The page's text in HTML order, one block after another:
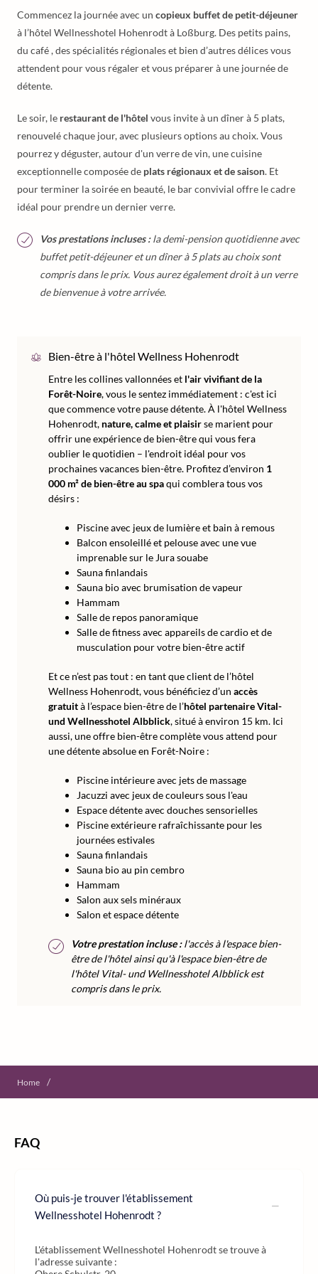
Commencez la journée avec un copieux buffet de petit-déjeuner
à l’hôtel Wellnesshotel Hohenrodt à Loßburg. Des petits pains,
du café , des spécialités régionales et bien d’autres délices vous
attendent pour vous régaler et vous préparer à une journée de
détente.
Le soir, le restaurant de l'hôtel vous invite à un dîner à 5 plats,
renouvelé chaque jour, avec plusieurs options au choix. Vous
pourrez y déguster, autour d'un verre de vin, une cuisine
exceptionnelle composée de plats régionaux et de saison. Et
pour terminer la soirée en beauté, le bar convivial offre le cadre
idéal pour prendre un dernier verre.
Vos prestations incluses :la demi-pension quotidienne avec
buffet petit-déjeuner et un dîner à 5 plats au choix sont
compris dans le prix. Vous aurez également droit à un verre
de bienvenue à votre arrivée.
Bien-être à l'hôtel Wellness Hohenrodt
Entre les collines vallonnées et l'air vivifiant de la
Forêt-Noire, vous le sentez immédiatement : c'est ici
que commence votre pause détente. À l'hôtel Wellness
Hohenrodt, nature, calme et plaisirse marient pour
offrir une expérience de bien-être qui vous fera
oublier le quotidien – l'endroit idéal pour vos
prochaines vacances bien-être. Profitez d’environ 1
000 m² de bien-être au spaqui comblera tous vos
désirs :
Piscine avec jeux de lumière et bain à remous
Balcon ensoleillé et pelouse avec une vue
imprenable sur le Jura souabe
Sauna finlandais
Sauna bio avec brumisation de vapeur
Hammam
Salle de repos panoramique
Salle de fitness avec appareils de cardio et de
musculation pour votre bien-être actif
Et ce n’est pas tout : en tant que client de l’hôtel
Wellness Hohenrodt, vous bénéficiez d’un accès
gratuità l’espace bien-être de l’hôtel partenaire Vital-
und Wellnesshotel Albblick, situé à environ 15 km. Ici
aussi, une offre bien-être complète vous attend pour
une détente absolue en Forêt-Noire :
Piscine intérieure avec jets de massage
Jacuzzi avec jeux de couleurs sous l'eau
Espace détente avec douches sensorielles
Piscine extérieure rafraîchissante pour les
journées estivales
Sauna finlandais
Sauna bio au pin cembro
Hammam
Salon aux sels minéraux
Salon et espace détente
Votre prestation incluse :l'accès à l'espace bien-
être de l'hôtel ainsi qu'à l'espace bien-être de
l'hôtel Vital- und Wellnesshotel Albblick est
compris dans le prix.
Home /
FAQ
Où puis-je trouver l'établissement
Wellnesshotel Hohenrodt ?
L'établissement Wellnesshotel Hohenrodt se trouve à
l'adresse suivante :